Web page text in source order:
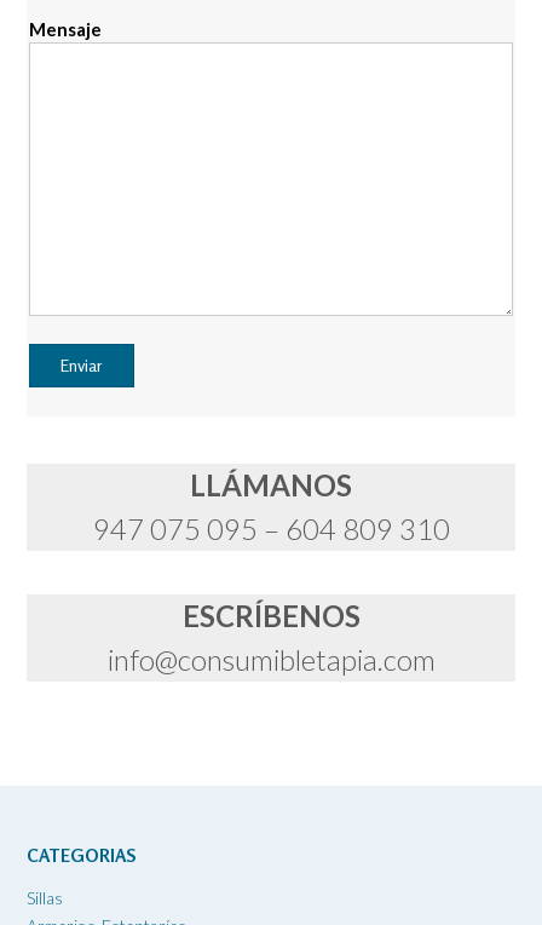
Mensaje
LLÁMANOS
947 075 095 – 604 809 310
ESCRÍBENOS
info@consumibletapia.com
CATEGORIAS
Sillas